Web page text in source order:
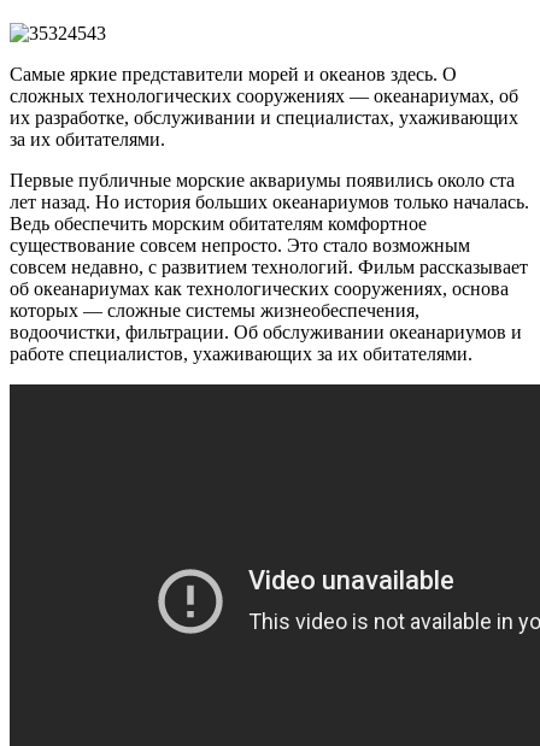
Самые яркие представители морей и океанов здесь. О
сложных технологических сооружениях — океанариумах, об
их разработке, обслуживании и специалистах, ухаживающих
за их обитателями.
Первые публичные морские аквариумы появились около ста
лет назад. Но история больших океанариумов только началась.
Ведь обеспечить морским обитателям комфортное
существование совсем непросто. Это стало возможным
совсем недавно, с развитием технологий. Фильм рассказывает
об океанариумах как технологических сооружениях, основа
которых — сложные системы жизнеобеспечения,
водоочистки, фильтрации. Об обслуживании океанариумов и
работе специалистов, ухаживающих за их обитателями.